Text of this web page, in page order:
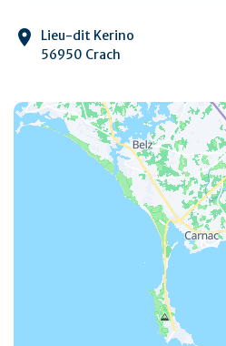
Lieu-dit Kerino
56950 Crach